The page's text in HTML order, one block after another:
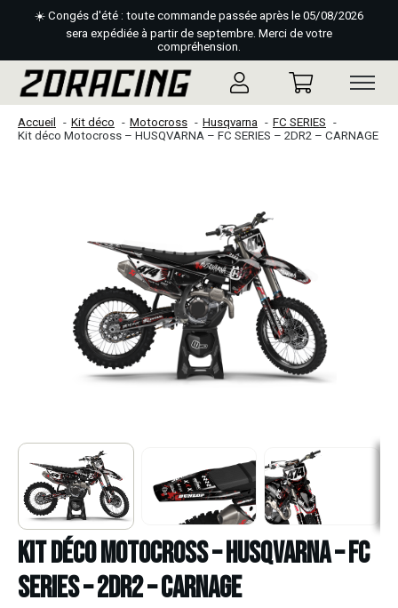
☀️ Congés d'été : toute commande passée après le 05/08/2026
sera expédiée à partir de septembre. Merci de votre
compréhension.
Accueil Kit déco Motocross Husqvarna
FC SERIES
Kit déco Motocross – HUSQVARNA – FC SERIES – 2DR2 – CARNAGE
Kit déco Motocross – HUSQVARNA – FC
SERIES – 2DR2 – CARNAGE